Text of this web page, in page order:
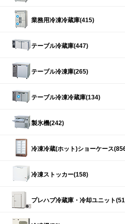
業務用冷凍冷蔵庫(415)
テーブル冷蔵庫(447)
テーブル冷凍庫(265)
テーブル冷凍冷蔵庫(134)
製氷機(242)
冷凍冷蔵(ホット)ショーケース
冷凍ストッカー(158)
プレハブ冷蔵庫・冷却ユニット